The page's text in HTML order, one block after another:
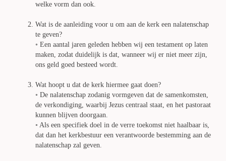
welke vorm dan ook.
Wat is de aanleiding voor u om aan de kerk een nalatenschap
te geven?
◦ Een aantal jaren geleden hebben wij een testament op laten
maken, zodat duidelijk is dat, wanneer wij er niet meer zijn,
ons geld goed besteed wordt.
Wat hoopt u dat de kerk hiermee gaat doen?
◦ De nalatenschap zodanig vormgeven dat de samenkomsten,
de verkondiging, waarbij Jezus centraal staat, en het pastoraat
kunnen blijven doorgaan.
◦ Als een specifiek doel in de verre toekomst niet haalbaar is,
dat dan het kerkbestuur een verantwoorde bestemming aan de
nalatenschap zal geven.